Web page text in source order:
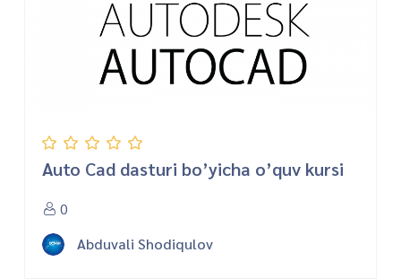
Auto Cad dasturi bo’yicha o’quv kursi
0
Abduvali Shodiqulov